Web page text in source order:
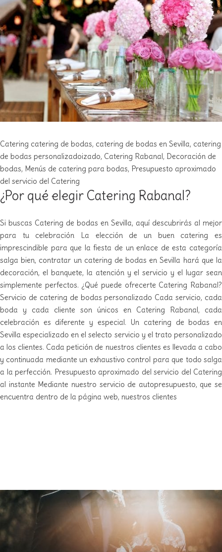
Catering catering de bodas, catering de bodas en Sevilla, catering
de bodas personalizadoizado, Catering Rabanal, Decoración de
bodas, Menús de catering para bodas, Presupuesto aproximado
del servicio del Catering
¿Por qué elegir Catering Rabanal?
Si buscas Catering de bodas en Sevilla, aquí descubrirás al mejor
para tu celebración La elección de un buen catering es
imprescindible para que la fiesta de un enlace de esta categoría
salga bien, contratar un catering de bodas en Sevilla hará que la
decoración, el banquete, la atención y el servicio y el lugar sean
simplemente perfectos. ¿Qué puede ofrecerte Catering Rabanal?
Servicio de catering de bodas personalizado Cada servicio, cada
boda y cada cliente son únicos en Catering Rabanal, cada
celebración es diferente y especial. Un catering de bodas en
Sevilla especializado en el selecto servicio y el trato personalizado
a los clientes. Cada petición de nuestros clientes es llevada a cabo
y continuada mediante un exhaustivo control para que todo salga
a la perfección. Presupuesto aproximado del servicio del Catering
al instante Mediante nuestro servicio de autopresupuesto, que se
encuentra dentro de la página web, nuestros clientes